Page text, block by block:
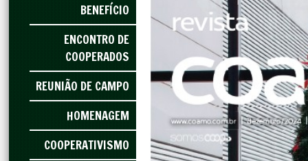
BENEFÍCIO
ENCONTRO DE
COOPERADOS
REUNIÃO DE CAMPO
HOMENAGEM
COOPERATIVISMO